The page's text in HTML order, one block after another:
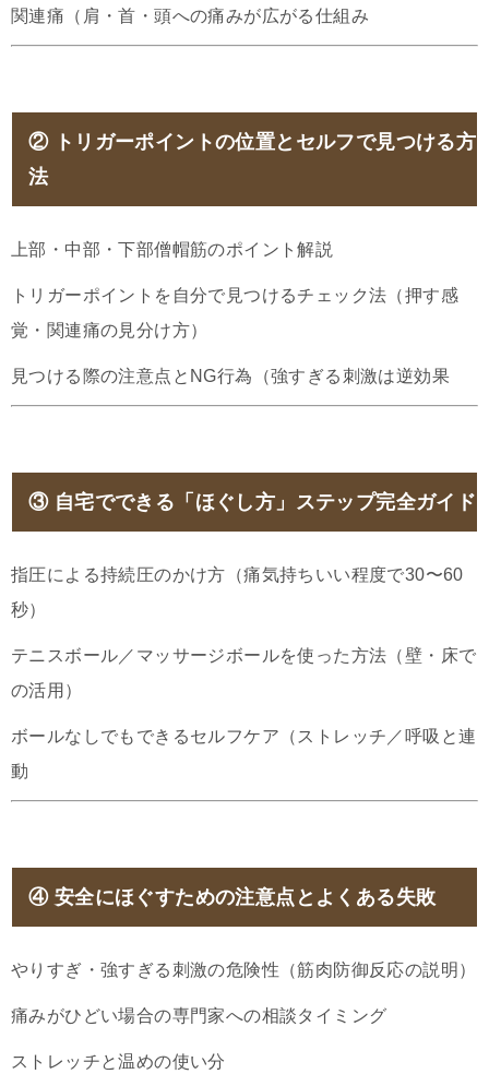
関連痛（肩・首・頭への痛みが広がる仕組み
②
トリガーポイントの位置とセルフで見つける方
法
上部・中部・下部僧帽筋のポイント解説
トリガーポイントを自分で見つけるチェック法（押す感
覚・関連痛の見分け方）
見つける際の注意点とNG行為（強すぎる刺激は逆効果
③ 自宅でできる「ほぐし方」ステップ完全ガイド
指圧による持続圧のかけ方（痛気持ちいい程度で30〜60
秒）
テニスボール／マッサージボールを使った方法（壁・床で
の活用）
ボールなしでもできるセルフケア（ストレッチ／呼吸と連
動
④ 安全にほぐすための注意点とよくある失敗
やりすぎ・強すぎる刺激の危険性（筋肉防御反応の説明）
痛みがひどい場合の専門家への相談タイミング
ストレッチと温めの使い分